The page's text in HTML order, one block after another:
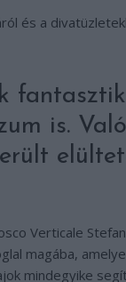
és a
is.
Verticale
magába,
mindegyike